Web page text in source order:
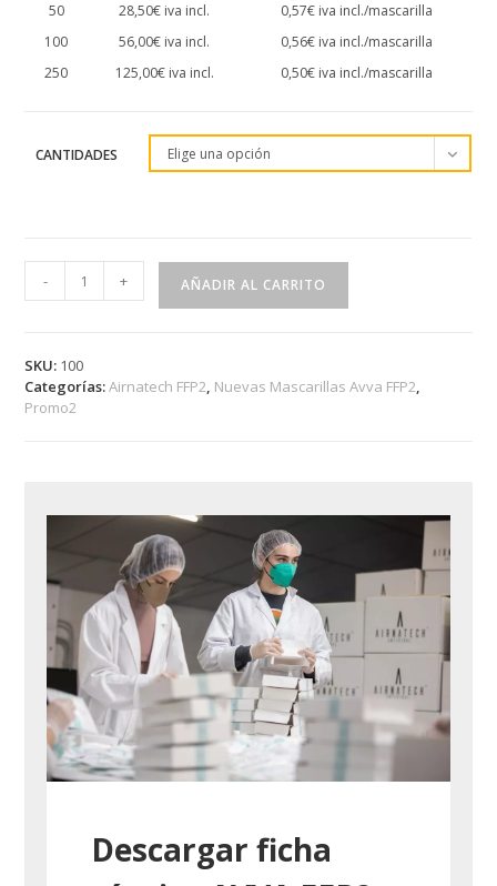
50
28,50€ iva incl.
0,57€ iva incl./mascarilla
100
56,00€ iva incl.
0,56€ iva incl./mascarilla
250
125,00€ iva incl. 0,50€ iva incl./mascarilla
CANTIDADES Elige una opción
Mascarilla
Airnatech
Azul
Marino
- + AÑADIR AL CARRITO
SKU: 100
Categorías:Airnatech FFP2, Nuevas Mascarillas Avva FFP2,
Promo2
Descargar ficha